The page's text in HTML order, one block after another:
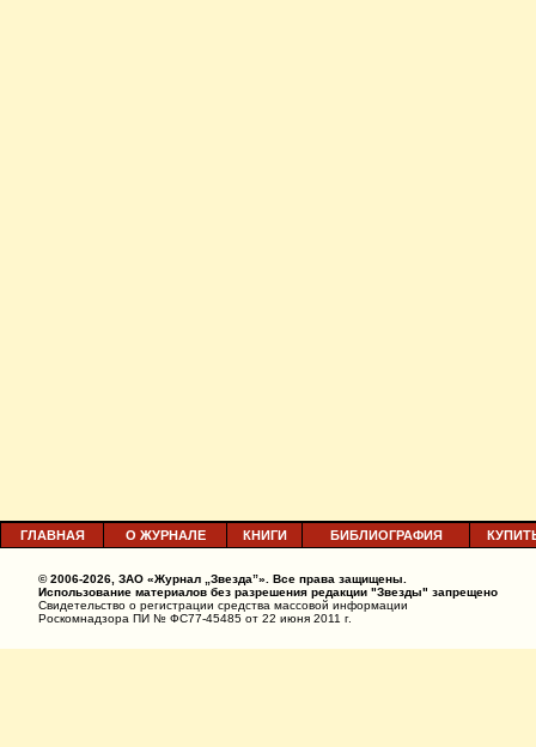
ГЛАВНАЯ О ЖУРНАЛЕ КНИГИ БИБЛИОГРАФИЯ
© 2006-2026, ЗАО «Журнал „Звезда”». Все права защищены.
Использование материалов без разрешения редакции "Звезды" запрещено
Свидетельство о регистрации средства массовой информации
Роскомнадзора ПИ № ФС77-45485 от 22 июня 2011 г.